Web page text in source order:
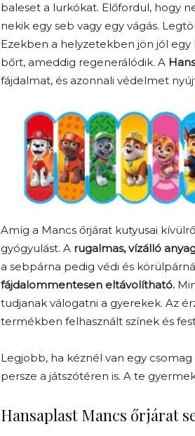
baleset a lurkókat. Előfordul, hogy
nekik egy seb vagy egy vágás.
Ezekben a helyzetekben jön jól
bőrt, ameddig regenerálódik. A
fájdalmat, és azonnali védelmet
Amíg a Mancs őrjárat kutyusai
gyógyulást. A rugalmas, vízálló
a sebpárna pedig védi és
fájdalommentesen eltávolítható.
tudjanak válogatni a gyerekek. Az
termékben felhasznált színek és
Legjobb, ha kéznél van egy
persze a játszótéren is. A te
Hansaplast Mancs őrjárat